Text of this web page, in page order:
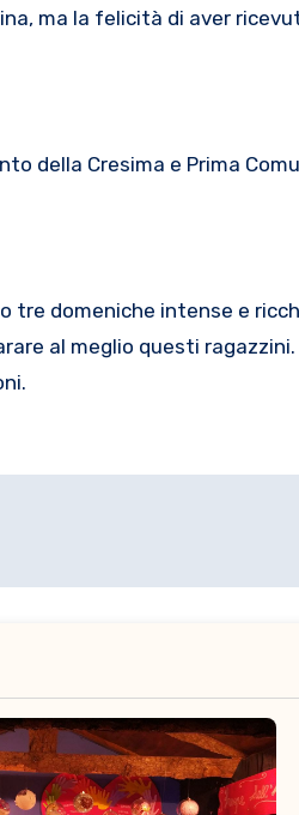
ma la felicità di aver
della Cresima e Prima
domeniche intense e
al meglio questi ragazzini.